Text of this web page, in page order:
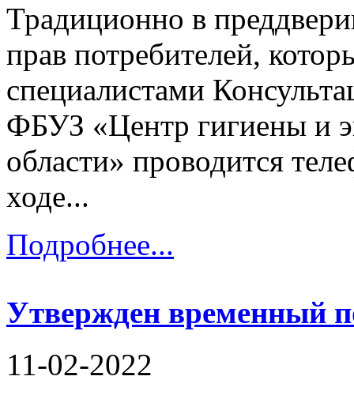
Традиционно в
прав потребителей,
специалистами
ФБУЗ «Центр гигиены и
области» проводится
ходе...
Подробнее...
Утвержден временный
11-02-2022